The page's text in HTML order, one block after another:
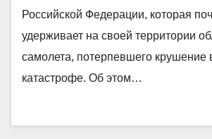
Российской Федерации, которая
удерживает на своей территории
самолета, потерпевшего крушение
катастрофе. Об этом…